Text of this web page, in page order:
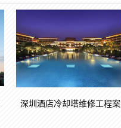
深圳酒店冷却塔维修工程案